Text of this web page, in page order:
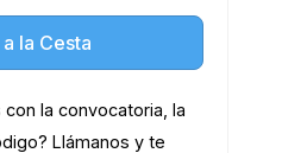
la Cesta
la convocatoria, la
Llámanos y te